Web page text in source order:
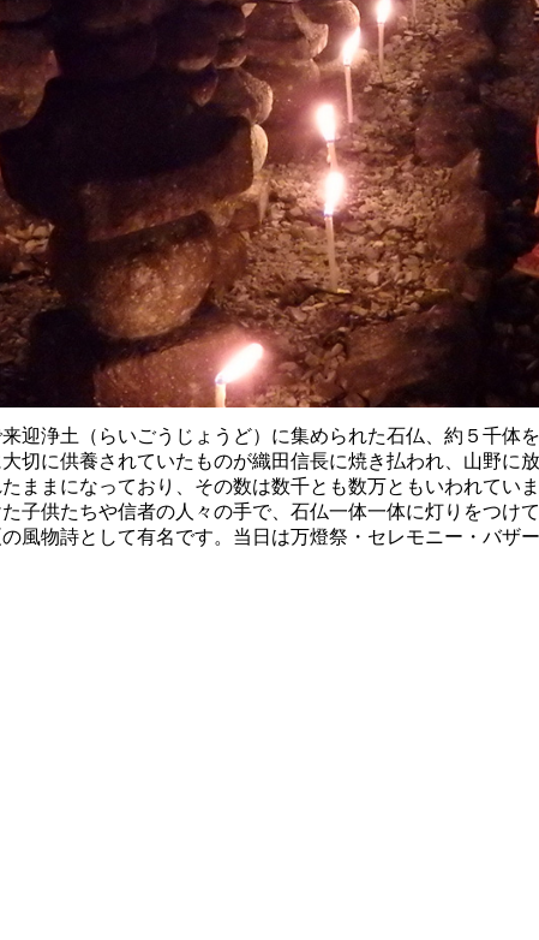
迎浄土（らいごうじょうど）に集められた石仏、約５千体
切に供養されていたものが織田信長に焼き払われ、山野に
ままになっており、その数は数千とも数万ともいわれていま
子供たちや信者の人々の手で、石仏一体一体に灯りをつけ
風物詩として有名です。当日は万燈祭・セレモニー・バザ